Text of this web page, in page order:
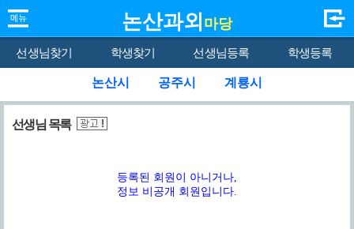
논산과외 마당
선생님찾기 학생찾기 선생님등록 학생등록
논산시 공주시 계룡시
선생님 목록
등록된 회원이 아니거나,
정보 비공개 회원입니다.